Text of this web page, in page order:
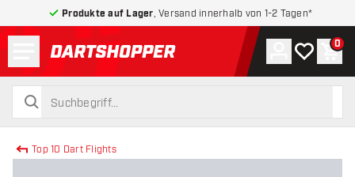
Produkte auf Lager , Versand innerhalb von 1-2 Tagen*
zurück zur Startseite
suchen
suchen
Konto
Meine 0
Top 10 Dart Flights